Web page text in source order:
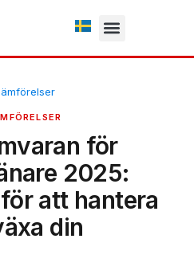
för
2025:
att hantera
din